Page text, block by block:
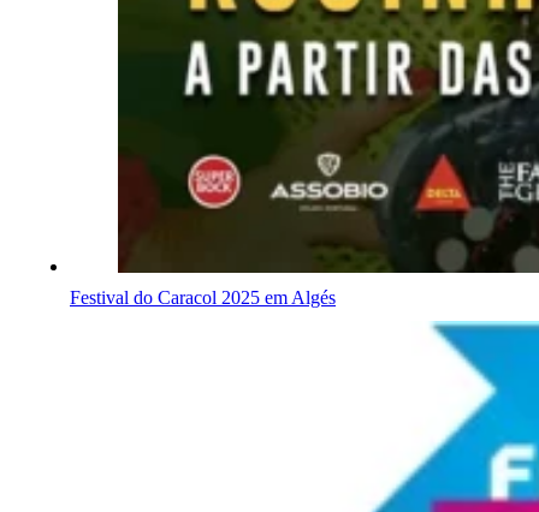
Festival do Caracol 2025 em Algés